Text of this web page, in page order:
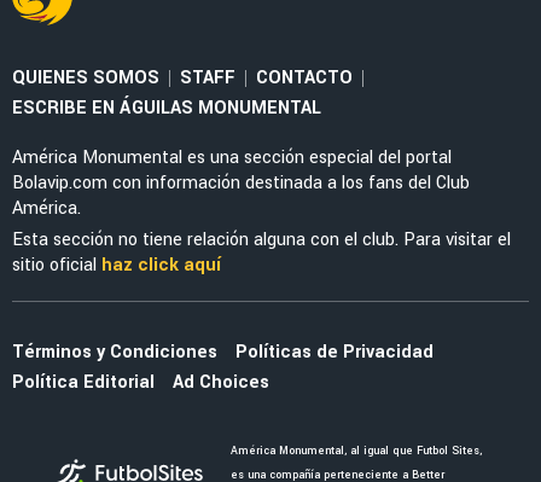
LEAGUES CUP 2026
La arenga de Guillermo Almada que motivó al
América: "Peleamos juntos"